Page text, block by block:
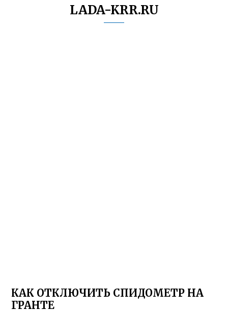
LADA-KRR.RU
КАК ОТКЛЮЧИТЬ СПИДОМЕТР НА
ГРАНТЕ